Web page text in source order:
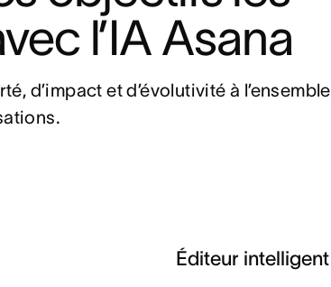
l’IA Asana
d’impact et d’évolutivité à l’ensemble
Éditeur intelligent